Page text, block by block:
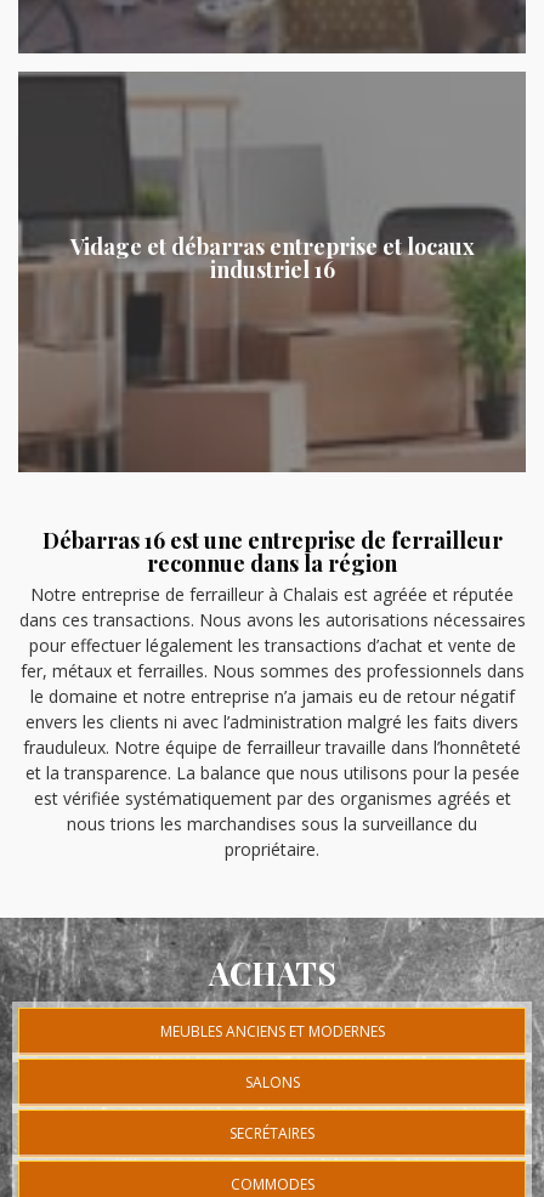
Vidage et débarras entreprise et locaux
industriel 16
Débarras 16 est une entreprise de ferrailleur
reconnue dans la région
Notre entreprise de ferrailleur à Chalais est agréée et réputée
dans ces transactions. Nous avons les autorisations nécessaires
pour effectuer légalement les transactions d’achat et vente de
fer, métaux et ferrailles. Nous sommes des professionnels dans
le domaine et notre entreprise n’a jamais eu de retour négatif
envers les clients ni avec l’administration malgré les faits divers
frauduleux. Notre équipe de ferrailleur travaille dans l’honnêteté
et la transparence. La balance que nous utilisons pour la pesée
est vérifiée systématiquement par des organismes agréés et
nous trions les marchandises sous la surveillance du
propriétaire.
ACHATS
MEUBLES ANCIENS ET MODERNES
SALONS
SECRÉTAIRES
COMMODES